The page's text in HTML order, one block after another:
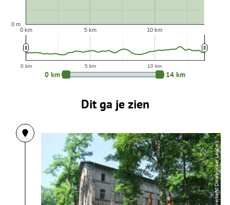
0 km 5 km 10 km
0 m
0 km 5 km 10 km
0 km 14 km
Dit ga je zien
| Tourismusverband Osnabrücker Land e.V.